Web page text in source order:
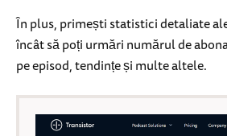
În plus, primești statistici detaliate
încât să poți urmări numărul de
pe episod, tendințe și multe altele.